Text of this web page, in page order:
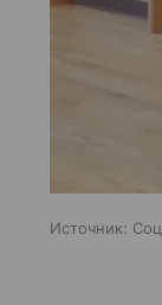
Источник: